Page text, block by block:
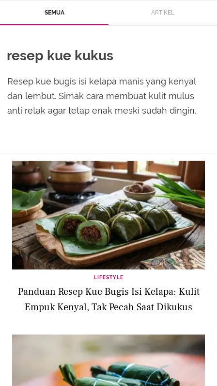
SEMUA ARTIKEL
resep kue kukus
Resep kue bugis isi kelapa manis yang kenyal
dan lembut. Simak cara membuat kulit mulus
anti retak agar tetap enak meski sudah dingin.
LIFESTYLE
Panduan Resep Kue Bugis Isi Kelapa: Kulit
Empuk Kenyal, Tak Pecah Saat Dikukus